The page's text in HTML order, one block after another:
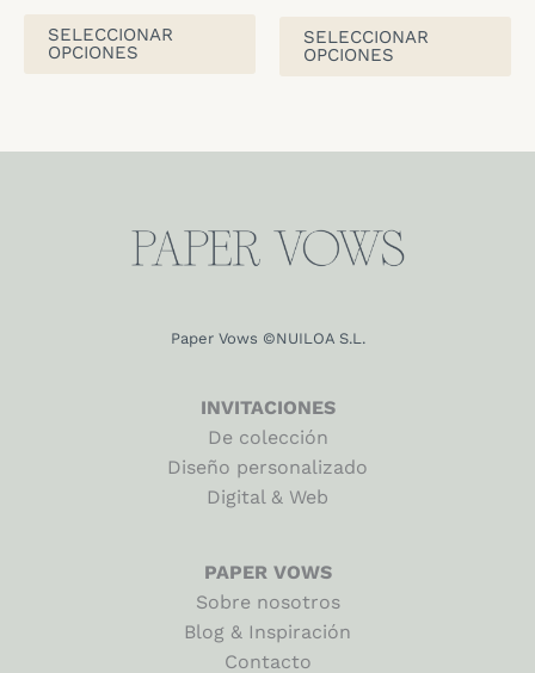
precios:
SELECCIONAR
OPCIONES
producto
se
pueden
la
de
producto
precios:
SELECCIONAR
OPCIONES
Paper Vows ©NUILOA S.L.
INVITACIONES
De colección
Diseño personalizado
Digital & Web
PAPER VOWS
Sobre nosotros
Blog & Inspiración
Contacto